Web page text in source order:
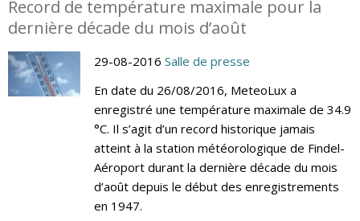
Record de température maximale pour la
dernière décade du mois d’août
29-08-2016 Salle de presse
En date du 26/08/2016, MeteoLux a
enregistré une température maximale de 34.9
°C. Il s’agit d’un record historique jamais
atteint à la station météorologique de Findel-
Aéroport durant la dernière décade du mois
d’août depuis le début des enregistrements
en 1947.